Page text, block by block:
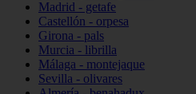
Madrid - getafe
Castellón - orpesa
Girona - pals
Murcia - librilla
Málaga - montejaque
Sevilla - olivares